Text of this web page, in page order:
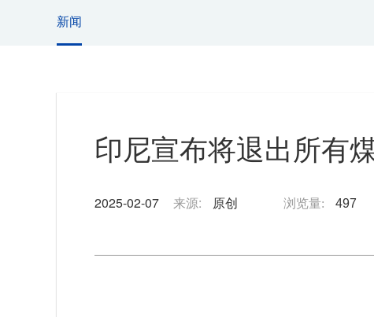
新闻
印尼宣布将退出所有
2025-02-07 来源: 原创 浏览量: 497